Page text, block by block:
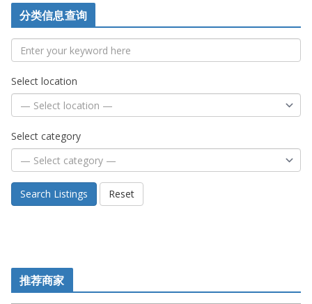
分类信息查询
Select location
Select category
Search Listings Reset
推荐商家